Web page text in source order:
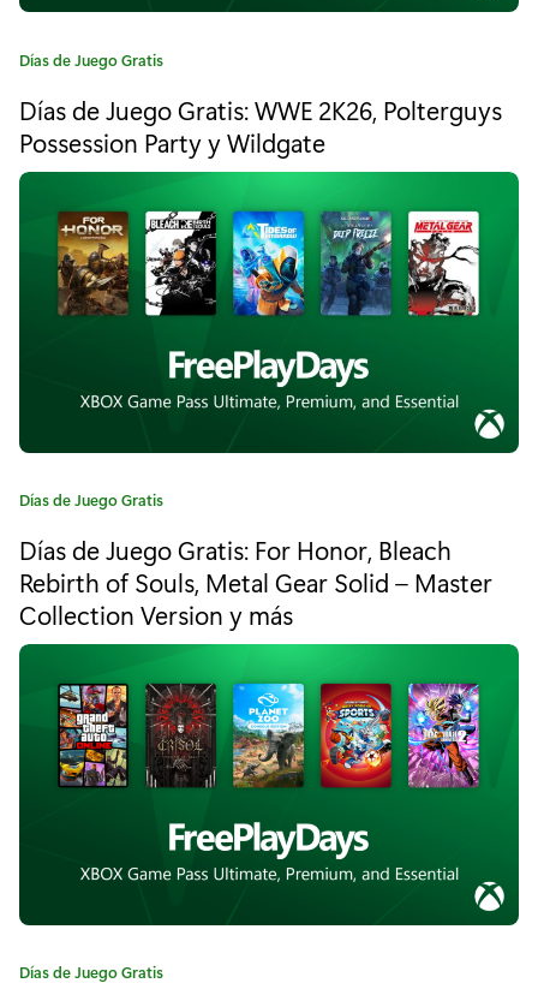
J
u
e
g
o
r
s
:
S
t
a
t
o
C
t
e
o
Días de Juego Gratis
Días de Juego Gratis: WWE 2K26, Polterguys
Possession Party y Wildgate
C
t
e
o
r
Días de Juego Gratis
Días de Juego Gratis: For Honor, Bleach
Rebirth of Souls, Metal Gear Solid – Master
Collection Version y más
C
Días de Juego Gratis